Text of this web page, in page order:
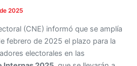
2025
(CNE) informó que se amplía
febrero de 2025 el plazo para la
electorales en las